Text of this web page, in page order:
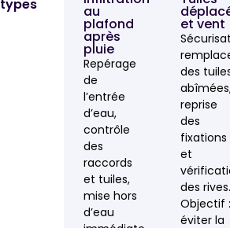
types au
plafond
après
pluie
Repérage
de
l’entrée
d’eau,
contrôle
des
raccords
et tuiles,
mise hors
d’eau
et vent
des
reprise
des
fixations
et
des rives.
Objectif :
éviter la